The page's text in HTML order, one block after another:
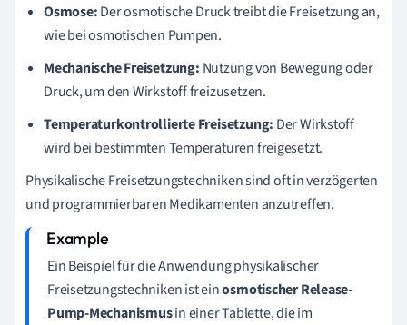
Osmose:Der osmotische Druck treibt die Freisetzung an,
wie bei osmotischen Pumpen.
Mechanische Freisetzung: Nutzung von Bewegung oder
Druck, um den Wirkstoff freizusetzen.
Temperaturkontrollierte Freisetzung: Der Wirkstoff
wird bei bestimmten Temperaturen freigesetzt.
Physikalische Freisetzungstechniken sind oft in verzögerten
und programmierbaren Medikamenten anzutreffen.
Ein Beispiel für die Anwendung physikalischer
Freisetzungstechniken ist einosmotischer Release-
Pump-Mechanismusin einer Tablette, die im